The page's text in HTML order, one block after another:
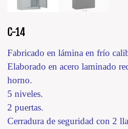
C-14
Fabricado en lámina en frío
Elaborado en acero laminado
horno.
5 niveles.
2 puertas.
Cerradura de seguridad con 2